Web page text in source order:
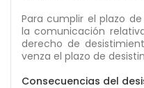
Para cumplir el plazo
la comunicación
derecho de
venza el plazo de
Consecuencias del